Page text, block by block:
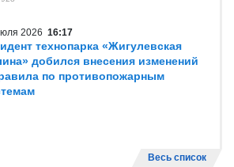
2026 16:17
технопарка «Жигулевская
добился внесения изменений
по противопожарным
Весь список